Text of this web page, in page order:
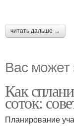
читать дальше →
Вас может
Как
соток:
Планирование